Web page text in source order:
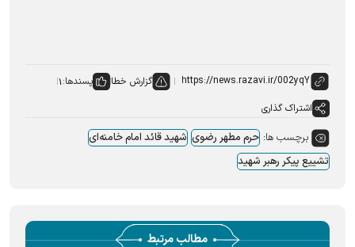
گزارش خطا پسندها: ۱
اشتراک گذاری
برچسب ها: حرم مطهر رضوی شهید قائد امام خامنه‌ای
تشییع پیکر رهبر شهید
مطالب مرتبط